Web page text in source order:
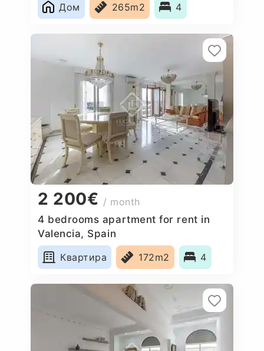
Дом
265m2 4
2 200€ / month
4 bedrooms apartment for rent in
Valencia, Spain
Квартира
172m2 4